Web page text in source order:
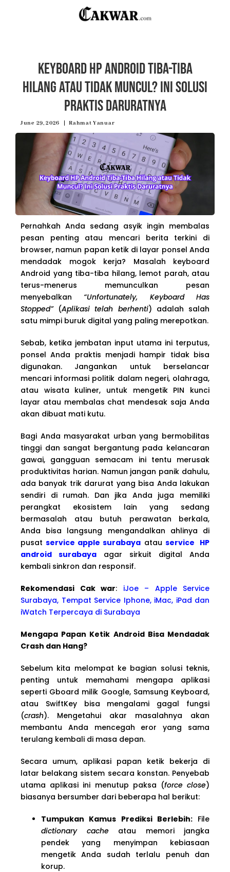
Keyboard HP Android Tiba-Tiba
Hilang atau Tidak Muncul? Ini Solusi
Praktis Daruratnya
June 29, 2026 Rahmat Yanuar
Pernahkah Anda sedang asyik ingin membalas
pesan penting atau mencari berita terkini di
browser, namun papan ketik di layar ponsel Anda
mendadak mogok kerja? Masalah keyboard
Android yang tiba-tiba hilang, lemot parah, atau
terus-menerus memunculkan pesan
menyebalkan“Unfortunately, Keyboard Has
Stopped”(Aplikasi telah berhenti) adalah salah
satu mimpi buruk digital yang paling merepotkan.
Sebab, ketika jembatan input utama ini terputus,
ponsel Anda praktis menjadi hampir tidak bisa
digunakan. Jangankan untuk berselancar
mencari informasi politik dalam negeri, olahraga,
atau wisata kuliner, untuk mengetik PIN kunci
layar atau membalas chat mendesak saja Anda
akan dibuat mati kutu.
Bagi Anda masyarakat urban yang bermobilitas
tinggi dan sangat bergantung pada kelancaran
gawai, gangguan semacam ini tentu merusak
produktivitas harian. Namun jangan panik dahulu,
ada banyak trik darurat yang bisa Anda lakukan
sendiri di rumah. Dan jika Anda juga memiliki
perangkat ekosistem lain yang sedang
bermasalah atau butuh perawatan berkala,
Anda bisa langsung mengandalkan ahlinya di
pusatservice apple surabaya atau service HP
android surabaya agar sirkuit digital Anda
kembali sinkron dan responsif.
Rekomendasi Cak war: iJoe – Apple Service
Surabaya, Tempat Service Iphone, iMac, iPad dan
iWatch Terpercaya di Surabaya
Mengapa Papan Ketik Android Bisa Mendadak
Crash dan Hang?
Sebelum kita melompat ke bagian solusi teknis,
penting untuk memahami mengapa aplikasi
seperti Gboard milik Google, Samsung Keyboard,
atau SwiftKey bisa mengalami gagal fungsi
(crash). Mengetahui akar masalahnya akan
membantu Anda mencegah eror yang sama
terulang kembali di masa depan.
Secara umum, aplikasi papan ketik bekerja di
latar belakang sistem secara konstan. Penyebab
utama aplikasi ini menutup paksa (force close)
biasanya bersumber dari beberapa hal berikut:
Tumpukan Kamus Prediksi Berlebih:File
dictionary cacheatau memori jangka
pendek yang menyimpan kebiasaan
mengetik Anda sudah terlalu penuh dan
korup.